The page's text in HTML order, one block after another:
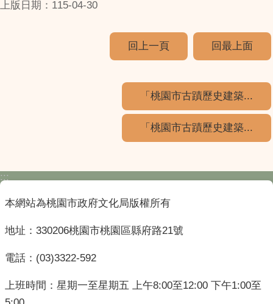
上版日期：115-04-30
回上一頁 回最上面
「桃園市古蹟歷史建築...
「桃園市古蹟歷史建築...
:::
本網站為桃園市政府文化局版權所有
地址：330206桃園市桃園區縣府路21號
電話：(03)3322-592
上班時間：星期一至星期五 上午8:00至12:00 下午1:00至